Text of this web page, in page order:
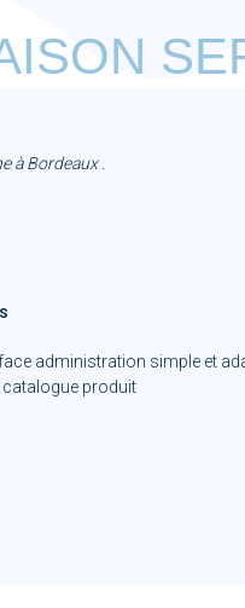
à Bordeaux .
administration simple et
produit